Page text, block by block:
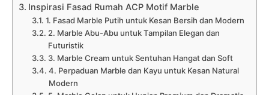
Inspirasi Fasad Rumah ACP Motif Marble
1. Fasad Marble Putih untuk Kesan Bersih dan Modern
2. Marble Abu-Abu untuk Tampilan Elegan dan
Futuristik
3. Marble Cream untuk Sentuhan Hangat dan Soft
4. Perpaduan Marble dan Kayu untuk Kesan Natural
Modern